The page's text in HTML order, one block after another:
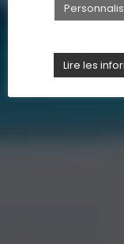
Lire les